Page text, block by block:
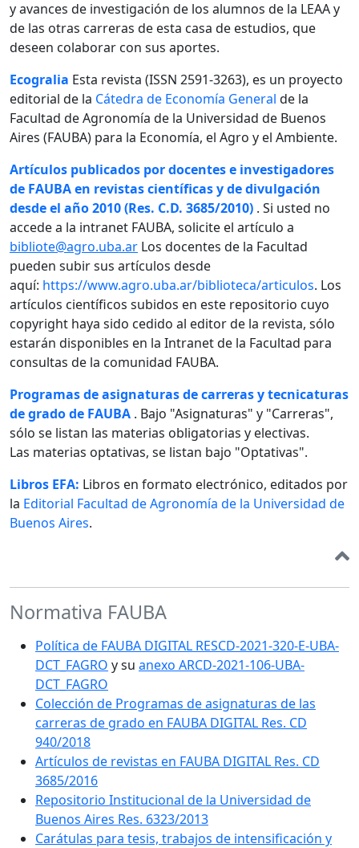
y avances de investigación de los alumnos de la LEAA y
de las otras carreras de esta casa de estudios, que
deseen colaborar con sus aportes.
Ecogralia Esta revista (ISSN 2591-3263), es un proyecto
editorial de la Cátedra de Economía General de la
Facultad de Agronomía de la Universidad de Buenos
Aires (FAUBA) para la Economía, el Agro y el Ambiente.
Artículos publicados por docentes e investigadores
de FAUBA en revistas científicas y de divulgación
desde el año 2010 (Res. C.D. 3685/2010) . Si usted no
accede a la intranet FAUBA, solicite el artículo a
bibliote@agro.uba.ar Los docentes de la Facultad
pueden subir sus artículos desde
aquí: https://www.agro.uba.ar/biblioteca/articulos. Los
artículos científicos subidos en este repositorio cuyo
copyright haya sido cedido al editor de la revista, sólo
estarán disponibles en la Intranet de la Facultad para
consultas de la comunidad FAUBA.
Programas de asignaturas de carreras y tecnicaturas
de grado de FAUBA . Bajo "Asignaturas" y "Carreras",
sólo se listan las materias obligatorias y electivas.
Las materias optativas, se listan bajo "Optativas".
Libros EFA: Libros en formato electrónico, editados por
la Editorial Facultad de Agronomía de la Universidad de
Buenos Aires.
Normativa FAUBA
Política de FAUBA DIGITAL RESCD-2021-320-E-UBA-
DCT_FAGRO y su anexo ARCD-2021-106-UBA-
DCT_FAGRO
Colección de Programas de asignaturas de las
carreras de grado en FAUBA DIGITAL Res. CD
940/2018
Artículos de revistas en FAUBA DIGITAL Res. CD
3685/2016
Repositorio Institucional de la Universidad de
Buenos Aires Res. 6323/2013
Carátulas para tesis, trabajos de intensificación y